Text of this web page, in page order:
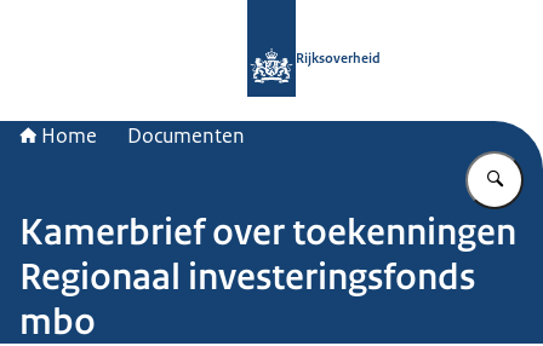
Rijksoverheid
Home Documenten
Kamerbrief over toekenningen
Regionaal investeringsfonds
mbo